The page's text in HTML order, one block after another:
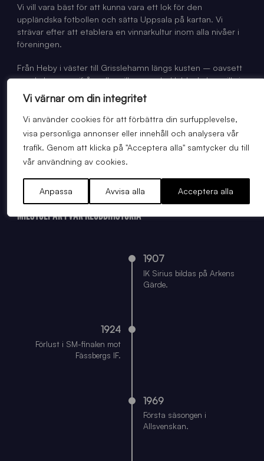
Vi värnar om din integritet
Vi använder cookies för att förbättra din surfupplevelse,
visa personliga annonser eller innehåll och analysera vår
trafik. Genom att klicka på "Acceptera alla" samtycker du till
vår användning av cookies.
Anpassa Avvisa alla Acceptera alla
Vi vill vara bäst för att kunna vara ett lok för den
uppländska fotbollen och sätta Uppsala på kartan. Vi
strävar efter att etablera en vinnarkultur inom alla nivåer i
föreningen.
Från Heby i väster till Grisslehamn längs kusten – oavsett
var du kommer ifrån, eller vilken moderklubb du har, vill vi
erbjuda dig som satsar mot toppen de absolut bästa
förutsättningarna.
Siriusandan handlar om att springa, passa och pressa. Ger
du allt tror vi stenhårt på att du kommer att bli en vinnare
med oss – tillsammans siktar vi mot samma mål.
MILSTOLPAR I VÅR KLUBBHISTORIA
1907
IK Sirius bildas på Arkens
Gärde.
1924
Förlust i SM-finalen mot
Fässbergs IF.
1969
Första säsongen i
Allsvenskan.